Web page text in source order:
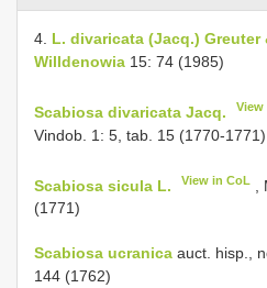
4. L. divaricata (Jacq.) Greuter
Willdenowia 15: 74 (1985)
Scabiosa divaricata Jacq. View
Vindob. 1: 5, tab. 15 (1770-
Scabiosa sicula L. View in CoL
,
(1771)
Scabiosa ucranica auct. hisp.,
144 (1762)